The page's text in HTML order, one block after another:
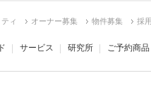
ィ オーナー募集 物件募集 採
サービス 研究所 ご予約商品